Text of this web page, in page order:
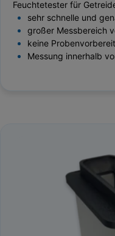
Feuchtetester für
sehr schnelle und
großer Messbereich
keine
Messung innerhalb